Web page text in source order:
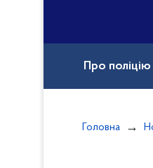
Про поліцію
Головна